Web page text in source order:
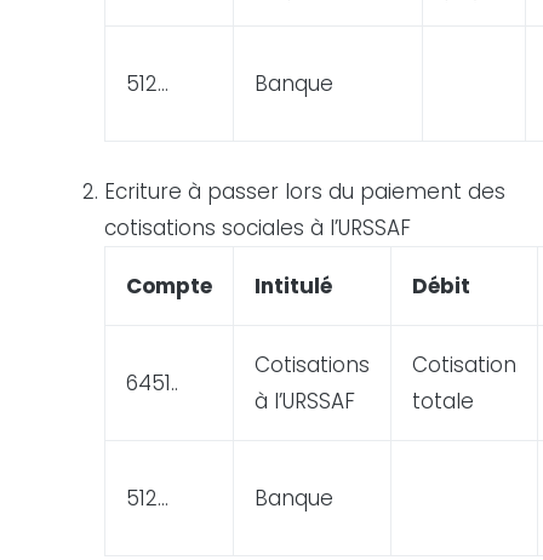
512… Banque
Ecriture à passer lors du paiement des
cotisations sociales à l’URSSAF
Compte
Intitulé Débit
6451..
Cotisations
à l’URSSAF
Cotisation
totale
512… Banque